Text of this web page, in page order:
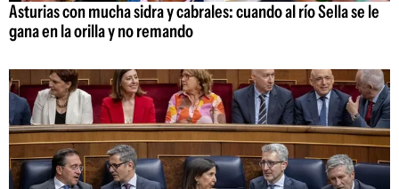
Asturias con mucha sidra y cabrales: cuando al río Sella se le
gana en la orilla y no remando